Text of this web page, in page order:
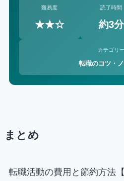
難易度
★★☆
読了時間
約3分
カテゴリー
転職のコツ・
まとめ
転職活動の費用と節約方法